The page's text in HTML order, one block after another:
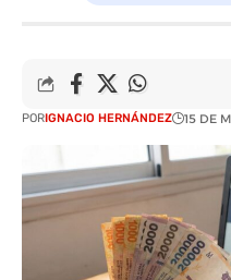
PORIGNACIO HERNÁNDEZ 15 DE